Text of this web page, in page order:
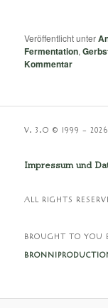
Veröffentlicht unter
Fermentation,
Kommentar
V. 3.O © 1999 – 2026
Impressum und
ALL RIGHTS
BROUGHT TO YOU